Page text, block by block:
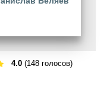
4.0(148 голосов)